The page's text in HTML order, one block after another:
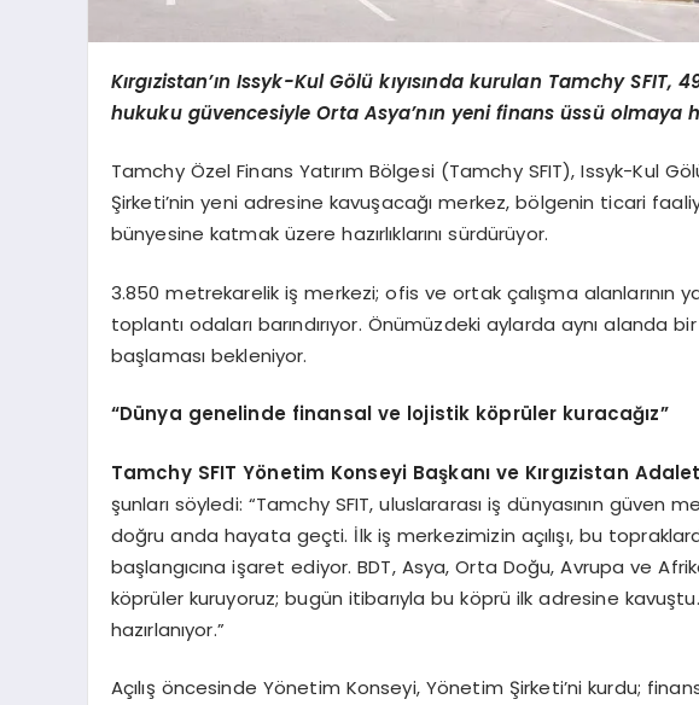
Kırgızistan’ın Issyk-Kul Gölü kıyısında kurulan Tamchy SFIT,
hukuku güvencesiyle Orta Asya’nın yeni finans üssü olmaya
Tamchy Özel Finans Yatırım Bölgesi (Tamchy SFIT), Issyk-Kul
Şirketi’nin yeni adresine kavuşacağı merkez, bölgenin ticari
bünyesine katmak üzere hazırlıklarını sürdürüyor.
3.850 metrekarelik iş merkezi; ofis ve ortak çalışma alanlarının
toplantı odaları barındırıyor. Önümüzdeki aylarda aynı
başlaması bekleniyor.
“Dünya genelinde finansal ve lojistik köprüler kuracağız”
Tamchy SFIT Yönetim Konseyi Başkanı ve Kırgızistan
şunları söyledi: “Tamchy SFIT, uluslararası iş dünyasının güven
doğru anda hayata geçti. İlk iş merkezimizin açılışı, bu
başlangıcına işaret ediyor. BDT, Asya, Orta Doğu, Avrupa ve
köprüler kuruyoruz; bugün itibarıyla bu köprü ilk adresine
hazırlanıyor.”
Açılış öncesinde Yönetim Konseyi, Yönetim Şirketi’ni kurdu;